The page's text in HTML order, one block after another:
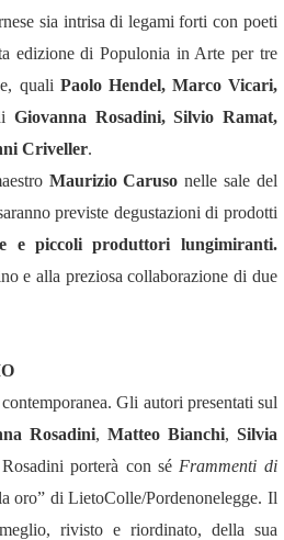
sia intrisa di legami forti con poeti
edizione di Populonia in Arte per tre
quali Paolo Hendel, Marco Vicari,
Giovanna Rosadini, Silvio Ramat,
Criveller.
Maurizio Caruso nelle sale del
previste degustazioni di prodotti
e piccoli produttori lungimiranti.
e alla preziosa collaborazione di due
contemporanea. Gli autori presentati sul
Rosadini,Matteo Bianchi, Silvia
porterà con sé Frammenti di
oro” di LietoColle/Pordenonelegge. Il
rivisto e riordinato, della sua